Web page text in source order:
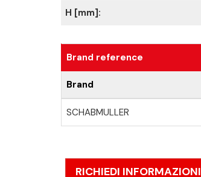
H [mm]:
Brand reference
Brand
SCHABMULLER
RICHIEDI INFORMAZIONI